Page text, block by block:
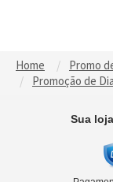
Home
Promo
Promoção de
Sua